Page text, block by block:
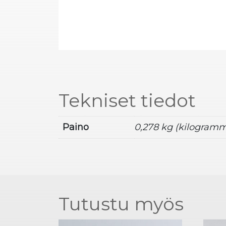
Tekniset tiedot
Paino 0,278 kg
Tutustu myös